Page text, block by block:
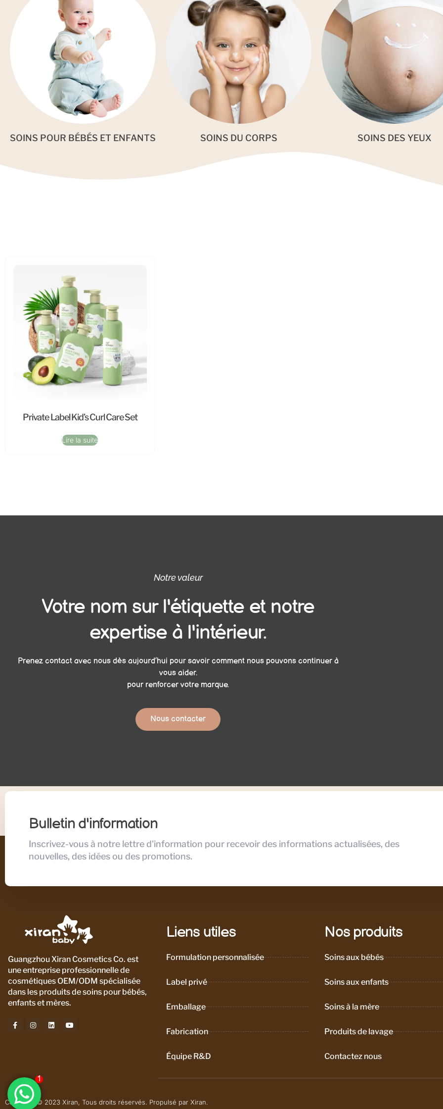
SOINS POUR BÉBÉS ET ENFANTS SOINS DU CORPS SOINS DES YEUX
Private Label Kid’s Curl Care Set
Lire la suite
Notre valeur
Votre nom sur l'étiquette et notre
expertise à l'intérieur.
Prenez contact avec nous dès aujourd’hui pour savoir comment nous pouvons continuer à
vous aider.
pour renforcer votre marque.
Nous contacter
Bulletin d'information
Inscrivez-vous à notre lettre d'information pour recevoir des informations actualisées, des
nouvelles, des idées ou des promotions.
Guangzhou Xiran Cosmetics Co. est
une entreprise professionnelle de
cosmétiques OEM/ODM spécialisée
dans les produits de soins pour bébés,
enfants et mères.
Liens utiles
Formulation personnalisée
Label privé
Emballage
Fabrication
Équipe R&D
Nos produits
Soins aux bébés
Soins aux enfants
Soins à la mère
Produits de lavage
Contactez nous
Copyright © 2023 Xiran, Tous droits réservés. Propulsé par Xiran.